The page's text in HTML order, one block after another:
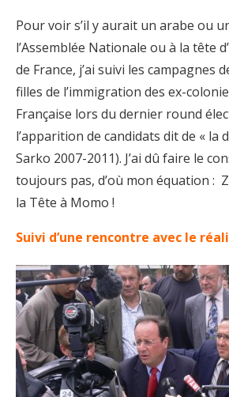
Pour voir s’il y aurait un arabe ou
l’Assemblée Nationale ou à la tête
de France, j’ai suivi les campagnes
filles de l’immigration des ex-
Française lors du dernier round
l’apparition de candidats dit de « la
Sarko 2007-2011). J’ai dû faire le
toujours pas, d’où mon équation :
la Tête à Momo !
Suivi d’une rencontre avec le